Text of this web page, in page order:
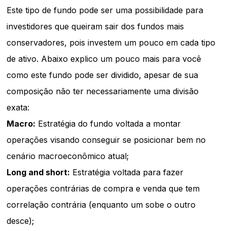
Este tipo de fundo pode ser uma possibilidade para
investidores que queiram sair dos fundos mais
conservadores, pois investem um pouco em cada tipo
de ativo. Abaixo explico um pouco mais para você
como este fundo pode ser dividido, apesar de sua
composição não ter necessariamente uma divisão
exata:
Macro: Estratégia do fundo voltada a montar
operações visando conseguir se posicionar bem no
cenário macroeconômico atual;
Long and short: Estratégia voltada para fazer
operações contrárias de compra e venda que tem
correlação contrária (enquanto um sobe o outro
desce);